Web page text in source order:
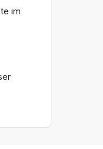
im